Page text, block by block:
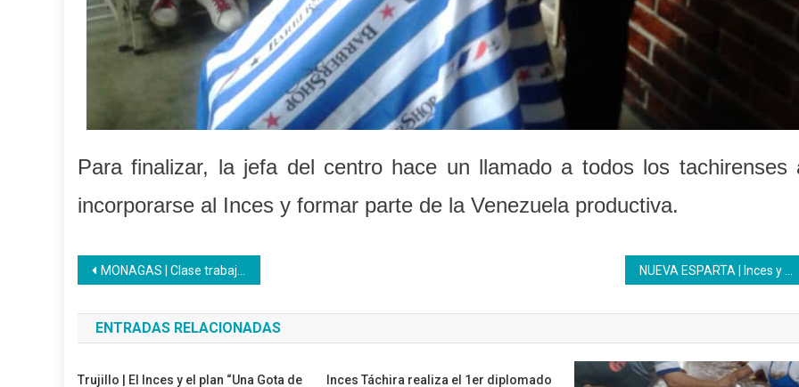
Para finalizar, la jefa del centro hace un llamado a todos los tachirenses
incorporarse al Inces y formar parte de la Venezuela productiva.
Navegación
de
entradas
MONAGAS | Clase trabajadora de Petrodelta se acredita en el Inces
ENTRADAS RELACIONADAS
Trujillo | El Inces y el plan “Una Gota de Inces Táchira realiza el 1er diplomado